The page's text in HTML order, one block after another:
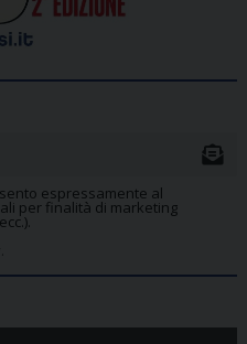
espressamente al
per finalità di marketing